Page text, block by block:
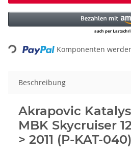
Komponenten
Beschreibung
Akrapovic
MBK Skycruiser
> 2011 (P-KAT-040)